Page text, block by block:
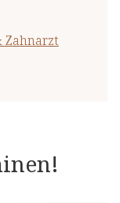
Zahnarzt